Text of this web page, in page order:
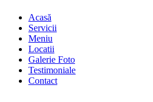
Acasă
Servicii
Meniu
Locatii
Galerie Foto
Testimoniale
Contact